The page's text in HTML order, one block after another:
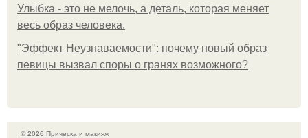
Улыбка - это не мелочь, а деталь, которая меняет
весь образ человека.
"Эффект Неузнаваемости": почему новый образ
певицы вызвал споры о гранях возможного?
© 2026 Прическа и макияж